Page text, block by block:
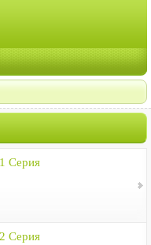
Серия
Серия